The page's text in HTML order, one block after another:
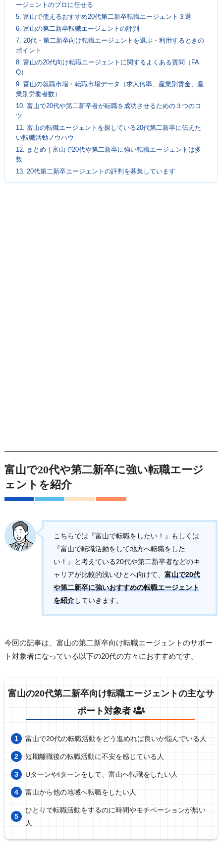
ージェントのプロに任せる
5. 富山で使えるおすすめ20代第二新卒転職エージェント３選
6. 富山の第二新卒転職エージェントの評判
7. 20代・第二新卒向け転職エージェントを選ぶ・利用するときの
ポイント
8. 富山の20代向け転職エージェントに関するよくある質問（FA
Q）
9. 富山の就職市場・転職市場データ（求人倍率、産業別賃金、産
業別労働者数）
10. 富山で20代や第二新卒者が転職を成功させるための３つのコ
ツ
11.
富山の転職エージェントを探している20代第二新卒に伝えた
い転職活動ノウハウ
12.
まとめ｜富山で20代や第二新卒に強い転職エージェントは多
数
13. 20代第二新卒エージェントの評判を募集しています
富山で20代や第二新卒に強い転職エージ
ェントを紹介
こちらでは『富山で転職をしたい！』もしくは
『富山で転職活動をして地方へ転職をした
い！』と考えている20代や第二新卒者などのキ
ャリアが比較的浅いひとへ向けて、 富山で20代
や第二新卒に強いおすすめの転職エージェント
を紹介していきます。
今回の記事は、富山の第二新卒向け転職エージェントのサポー
ト対象者になっている以下の20代の方々におすすめです。
富山の20代第二新卒向け転職エージェントの主なサ
ポート対象者
富山で20代の転職活動をどう進めれば良いか悩んでいる人
短期離職後の転職活動に不安を感じている人
UターンやIターンをして、富山へ転職をしたい人
富山から他の地域へ転職をしたい人
ひとりで転職活動をするのに時間やモチベーションが無い
人